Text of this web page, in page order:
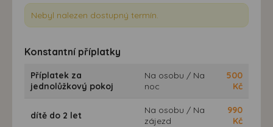
Nebyl nalezen dostupný termín.
Konstantní příplatky
Příplatek za
jednolůžkový pokoj
Na osobu / Na
noc
500
Kč
dítě do 2 let
Na osobu / Na
zájezd
990
Kč